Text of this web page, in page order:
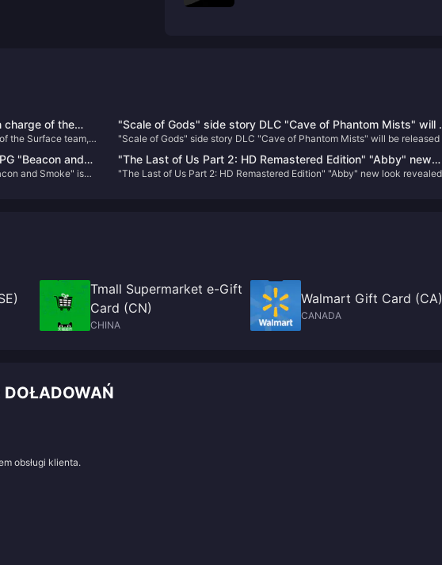
charge of the
under
the Surface team,
"Scale of Gods" side story DLC "Cave of Phantom Mists" will
released on February 13
"Scale of Gods" side story DLC "Cave of Phantom Mists" will be released
"Beacon and
and Smoke" is
"The Last of Us Part 2: HD Remastered Edition" "Abby" new
look revealed
"The Last of Us Part 2: HD Remastered Edition" "Abby" new look revealed
Tmall Supermarket e-Gift
Card (CN)
CHINA
Walmart Gift Card (CA)
CANADA
DOŁADOWAŃ
obsługi klienta.